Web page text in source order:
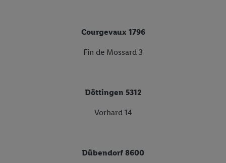
Courgevaux 1796
Fin de Mossard 3
Döttingen 5312
Vorhard 14
Dübendorf 8600